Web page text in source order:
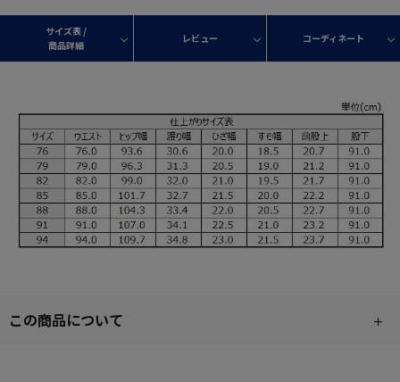
サイズ表 /
商品詳細
レビュー コーディネート
この商品について